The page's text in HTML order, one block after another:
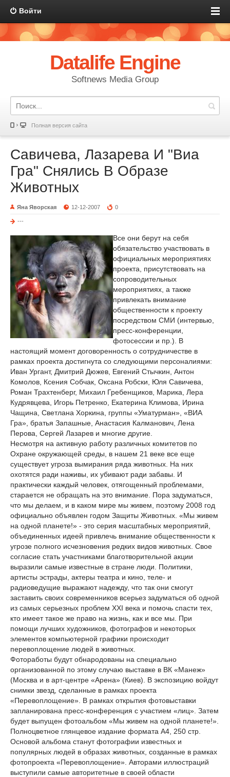
Войти
Datalife Engine
Softnews Media Group
Полная версия сайта
Савичева, Лазарева И "Виа
Гра" Снялись В Образе
Животных
Яна Яворская 12-12-2007 0
---
Все они берут на себя
обязательство участвовать в
официальных мероприятиях
проекта, присутствовать на
сопроводительных
мероприятиях, а также
привлекать внимание
общественности к проекту
посредством СМИ (интервью,
пресс-конференции,
фотосессии и пр.). В
настоящий момент договоренность о сотрудничестве в
рамках проекта достигнута со следующими персоналиями:
Иван Ургант, Дмитрий Дюжев, Евгений Стычкин, Антон
Комолов, Ксения Собчак, Оксана Робски, Юля Савичева,
Роман Трахтенберг, Михаил Гребенщиков, Марика, Лера
Кудрявцева, Игорь Петренко, Екатерина Климова, Ирина
Чащина, Светлана Хоркина, группы «Уматурман», «ВИА
Гра», братья Запашные, Анастасия Калманович, Лена
Перова, Сергей Лазарев и многие другие.
Несмотря на активную работу различных комитетов по
Охране окружающей среды, в нашем 21 веке все еще
существует угроза вымирания ряда животных. На них
охотятся ради наживы, их убивают ради забавы. И
практически каждый человек, отягощенный проблемами,
старается не обращать на это внимание. Пора задуматься,
что мы делаем, и в каком мире мы живем, поэтому 2008 год
официально объявлен годом Защиты Животных. «Мы живем
на одной планете!» - это серия масштабных мероприятий,
объединенных идеей привлечь внимание общественности к
угрозе полного исчезновения редких видов животных. Свое
согласие стать участниками благотворительной акции
выразили самые известные в стране люди. Политики,
артисты эстрады, актеры театра и кино, теле- и
радиоведущие выражают надежду, что так они смогут
заставить своих современников всерьез задуматься об одной
из самых серьезных проблем XXI века и помочь спасти тех,
кто имеет такое же право на жизнь, как и все мы. При
помощи лучших художников, фотографов и некоторых
элементов компьютерной графики происходит
перевоплощение людей в животных.
Фотоработы будут обнародованы на специально
организованной по этому случаю выставке в ВК «Манеж»
(Москва и в арт-центре «Арена» (Киев). В экспозицию войдут
снимки звезд, сделанные в рамках проекта
«Перевоплощение». В рамках открытия фотовыставки
запланирована пресс-конференция с участием «лиц». Затем
будет выпущен фотоальбом «Мы живем на одной планете!».
Полноцветное глянцевое издание формата A4, 250 стр.
Основой альбома станут фотографии известных и
популярных людей в образах животных, созданные в рамках
фотопроекта «Перевоплощение». Авторами иллюстраций
выступили самые авторитетные в своей области